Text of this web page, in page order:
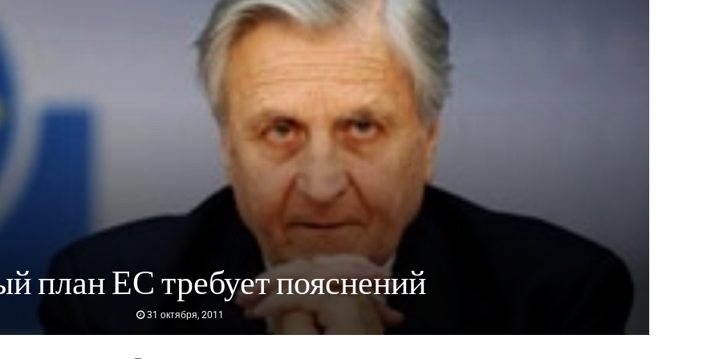
план ЕС требует пояснений
31 октября, 2011